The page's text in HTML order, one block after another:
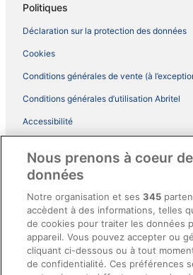
Politiques
Déclaration sur la protection des données
Cookies
Conditions générales de vente (à
Conditions générales d’utilisation Abritel
Accessibilité
Conditions générales du programme
Directives de contenu et signalement de
Aide
Soutien
Nous prenons à coeur
données
Notre organisation et ses345
accèdent à des informations, telles
de cookies pour traiter les données
appareil. Vous pouvez accepter ou
cliquant ci-dessous ou à tout
de confidentialité. Ces préférences